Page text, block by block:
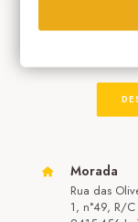
Morada
Rua das
1, n°49, R/C